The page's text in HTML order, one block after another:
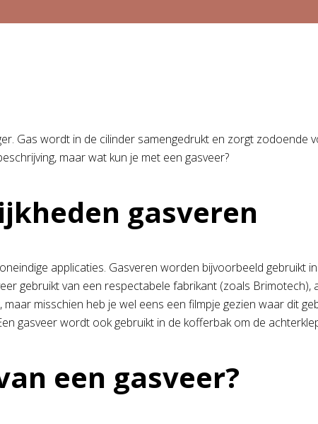
Gas wordt in de cilinder samengedrukt en zorgt
maar wat kun je met een gasveer?
gasveren
applicaties. Gasveren worden bijvoorbeeld gebruikt
gebruikt van een respectabele fabrikant (zoals
misschien heb je wel eens een filmpje gezien waar dit
gasveer wordt ook gebruikt in de kofferbak om de
een gasveer?